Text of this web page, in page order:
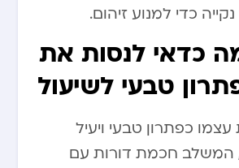
כדי למנוע זיהום.
כדאי לנסות את
טבעי לשיעול
כפתרון טבעי ויעיל
המשלב חכמת דורות עם